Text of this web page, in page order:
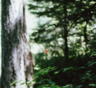
C
H
E
R